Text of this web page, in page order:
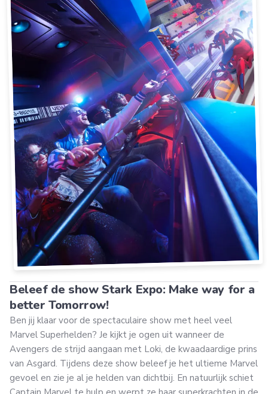
Beleef de show Stark Expo: Make way for a
better Tomorrow!
Ben jij klaar voor de spectaculaire show met heel veel
Marvel Superhelden? Je kijkt je ogen uit wanneer de
Avengers de strijd aangaan met Loki, de kwaadaardige prins
van Asgard. Tijdens deze show beleef je het ultieme Marvel
gevoel en zie je al je helden van dichtbij. En natuurlijk schiet